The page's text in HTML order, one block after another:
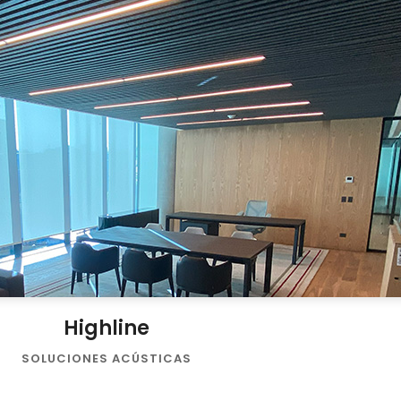
Highline
SOLUCIONES ACÚSTICAS